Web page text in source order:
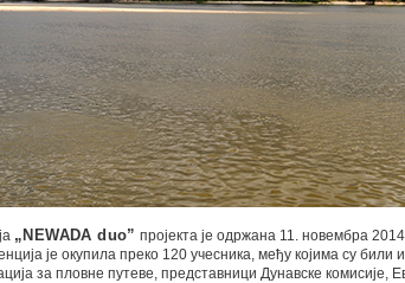
„NEWADA duo” пројекта је одржана 11. новембра
је окупила преко 120 учесника, међу којима су били
за пловне путеве, представници Дунавске комисије,